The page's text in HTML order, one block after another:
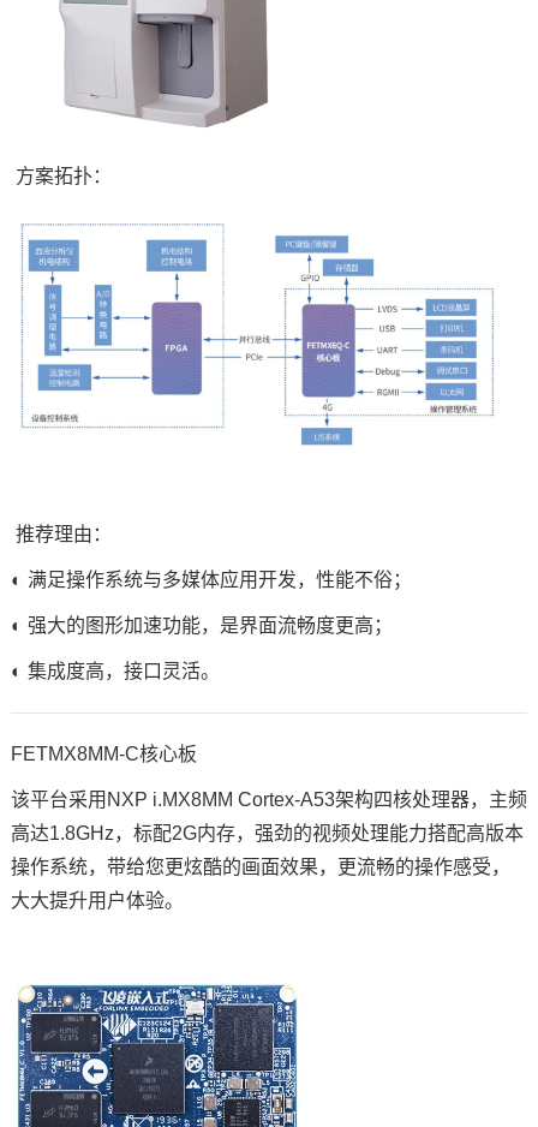
方案拓扑：
推荐理由：
◐ 满足操作系统与多媒体应用开发，性能不俗；
◐ 强大的图形加速功能，是界面流畅度更高；
◐ 集成度高，接口灵活。
FETMX8MM-C核心板
该平台采用 NXP i.MX8MM Cortex-A53架构四核处理器，主频
高达1.8GHz，标配2G内存，强劲的视频处理能力搭配高版本
操作系统，带给您更炫酷的画面效果，更流畅的操作感受，
大大提升用户体验。